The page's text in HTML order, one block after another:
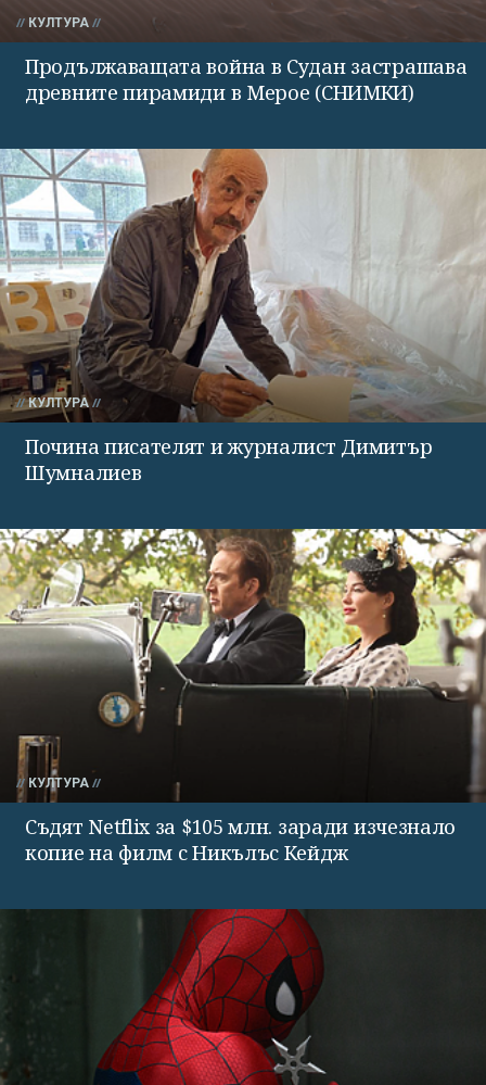
КУЛТУРА
Продължаващата война в Судан застрашава
древните пирамиди в Мерое (СНИМКИ)
КУЛТУРА
Почина писателят и журналист Димитър
Шумналиев
КУЛТУРА
Съдят Netflix за $105 млн. заради изчезнало
копие на филм с Никълъс Кейдж